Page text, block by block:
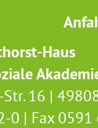
Haus
16 |
0 | Fax